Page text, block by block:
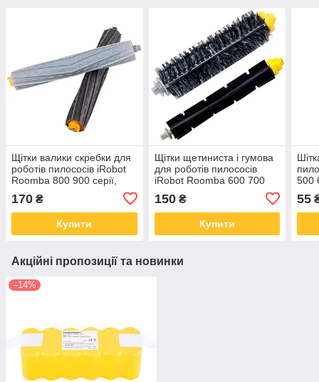
Щітки валики скребки для
роботів пилососів iRobot
Roomba 800 900 серії,
170 ₴
Купити
Щітки щетиниста і гумова
для роботів пилососів
iRobot Roomba 600 700
150₴
Купити
500
55
Акційні пропозиції та новинки
–14%